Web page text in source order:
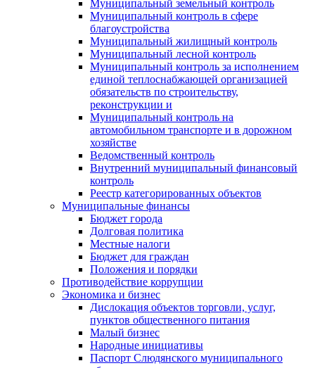
Муниципальный земельный контроль
Муниципальный контроль в сфере
благоустройства
Муниципальный жилищный контроль
Муниципальный лесной контроль
Муниципальный контроль за исполнением
единой теплоснабжающей организацией
обязательств по строительству,
реконструкции и
Муниципальный контроль на
автомобильном транспорте и в дорожном
хозяйстве
Ведомственный контроль
Внутренний муниципальный финансовый
контроль
Реестр категорированных объектов
Муниципальные финансы
Бюджет города
Долговая политика
Местные налоги
Бюджет для граждан
Положения и порядки
Противодействие коррупции
Экономика и бизнес
Дислокация объектов торговли, услуг,
пунктов общественного питания
Малый бизнес
Народные инициативы
Паспорт Слюдянского муниципального